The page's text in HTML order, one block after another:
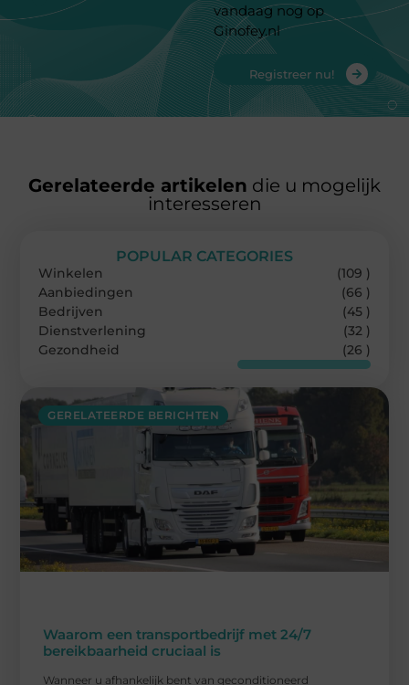
vandaag nog op
Ginofey.nl
Registreer nu!
Gerelateerde artikelen die u mogelijk
interesseren
GERELATEERDE BERICHTEN
Waarom een transportbedrijf met 24/7
bereikbaarheid cruciaal is
Wanneer u afhankelijk bent van geconditioneerd
POPULAR CATEGORIES
Winkelen
(109 )
Aanbiedingen
(66 )
Bedrijven
(45 )
Dienstverlening
(32 )
Gezondheid
(26 )